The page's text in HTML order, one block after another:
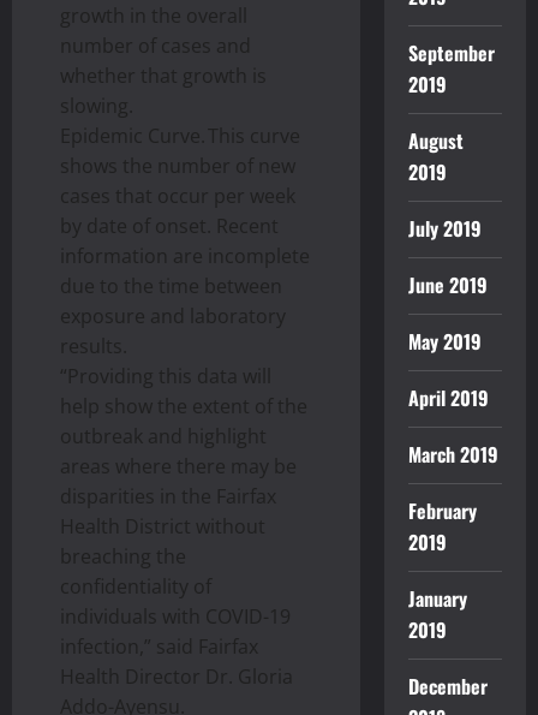
growth in the overall
number of cases and
whether that growth is
slowing.
Epidemic Curve. This curve
shows the number of new
cases that occur per week
by date of onset. Recent
information are incomplete
due to the time between
exposure and laboratory
results.
“Providing this data will
help show the extent of the
outbreak and highlight
areas where there may be
disparities in the Fairfax
Health District without
breaching the
confidentiality of
individuals with COVID-19
infection,” said Fairfax
Health Director Dr. Gloria
Addo-Ayensu.
September
2019
August
2019
July 2019
June 2019
May 2019
April 2019
March 2019
February
2019
January
2019
December